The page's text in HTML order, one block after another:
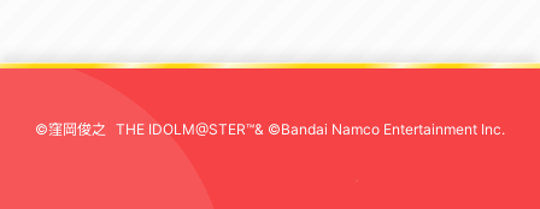
©窪岡俊之 THE IDOLM@STER™& ©Bandai Namco Entertainment Inc.